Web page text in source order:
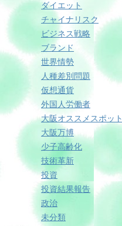
ダイエット
チャイナリスク
ビジネス戦略
ブランド
世界情勢
人種差別問題
仮想通貨
外国人労働者
大阪オススメスポット
大阪万博
少子高齢化
技術革新
投資
投資結果報告
政治
未分類